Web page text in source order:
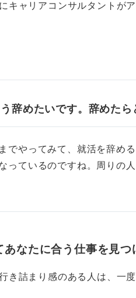
キャリアコンサルタントが
辞めたいです。辞めたら
でやってみて、就活を辞め
っているのですね。周りの
なたに合う仕事を見つ
き詰まり感のある人は、一